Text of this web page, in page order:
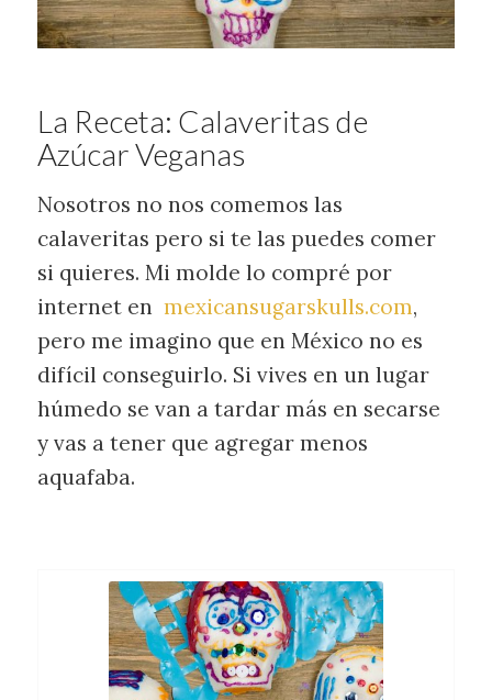
La Receta: Calaveritas de
Azúcar Veganas
Nosotros no nos comemos las
calaveritas pero si te las puedes comer
si quieres. Mi molde lo compré por
internet en mexicansugarskulls.com,
pero me imagino que en México no es
difícil conseguirlo. Si vives en un lugar
húmedo se van a tardar más en secarse
y vas a tener que agregar menos
aquafaba.